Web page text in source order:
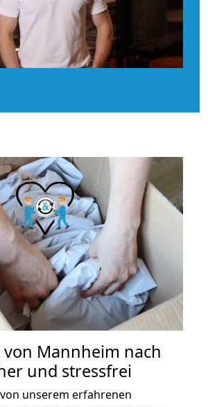
Mannheim nach
und stressfrei
unserem erfahrenen